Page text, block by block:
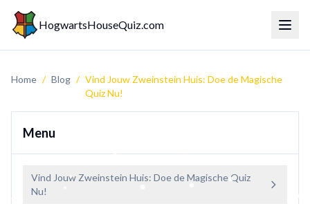
HogwartsHouseQuiz.com
Home / Blog / Vind Jouw Zweinstein Huis: Doe de Magische
Quiz Nu!
Menu
Vind Jouw Zweinstein Huis: Doe de Magische Quiz
Nu!